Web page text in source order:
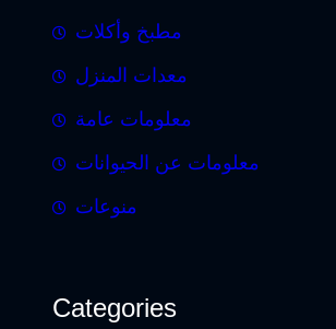
مطبخ وأكلات
معدات المنزل
معلومات عامة
معلومات عن الحيوانات
منوعات
Categories